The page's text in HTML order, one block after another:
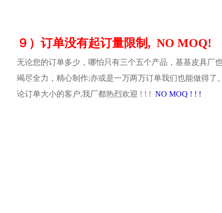
９）订单没有起订量限制, NO MOQ!
无论您的订单多少，哪怕只有三个五个产品，基基皮具厂
竭尽全力，精心制作;亦或是一万两万订单我们也能做得了
论订单大小的客户,我厂都热烈欢迎 ! ! ! NO MOQ ! ! !